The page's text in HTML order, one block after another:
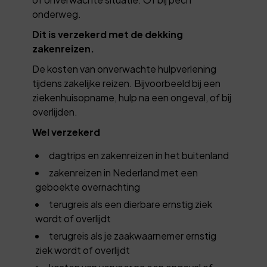
onderweg.
Dit is verzekerd met de dekking
zakenreizen.
De kosten van onverwachte hulpverlening
tijdens zakelijke reizen. Bijvoorbeeld bij een
ziekenhuisopname, hulp na een ongeval, of bij
overlijden.
Wel verzekerd
dagtrips en zakenreizen in het buitenland
zakenreizen in Nederland met een
geboekte overnachting
terugreis als een dierbare ernstig ziek
wordt of overlijdt
terugreis als je zaakwaarnemer ernstig
ziek wordt of overlijdt